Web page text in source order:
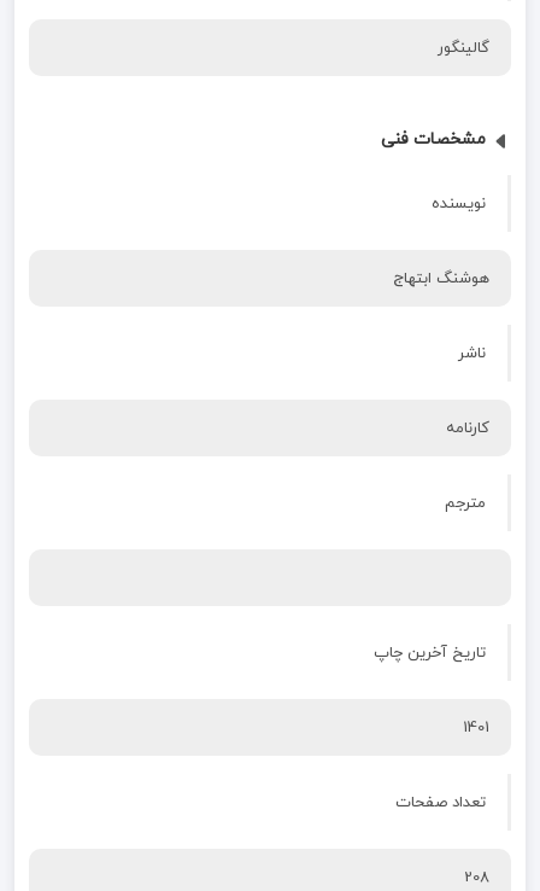
گالینگور
مشخصات فنی
نویسنده
هوشنگ ابتهاج
ناشر
کارنامه
مترجم
تاریخ آخرین چاپ
1401
تعداد صفحات
208